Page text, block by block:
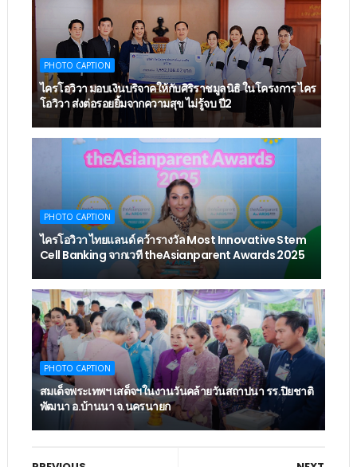
PHOTO CAPTION
ไครโอวิวา มอบเงินบริจาคให้กับศิริราชมูลนิธิ ในโครงการ ไคร
โอวิวา ส่งต่อรอยยิ้มจากความสุข ไม่รู้จบ ปี2
PHOTO CAPTION
ไครโอวิวา ไทยแลนด์ คว้ารางวัล Most Innovative Stem
Cell Banking จากเวที theAsianparent Awards 2025
PHOTO CAPTION
สมเด็จพระเทพฯ เสด็จฯในงานวันคล้ายวันสถาปนา รร.ปิยชาติ
พัฒนา อ.บ้านนา จ.นครนายก